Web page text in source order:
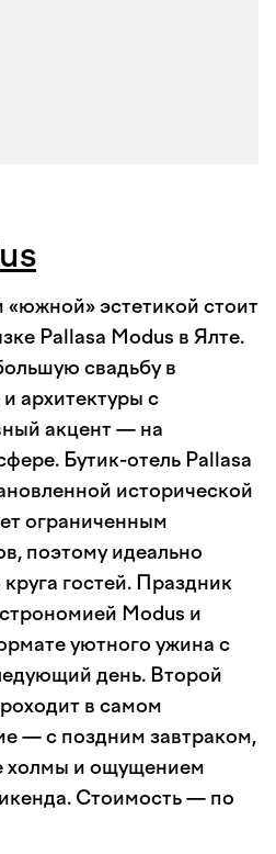
эстетикой стоит
Pallasa Modus в Ялте.
свадьбу в
архитектуры с
акцент — на
Бутик-отель Pallasa
исторической
ограниченным
поэтому идеально
гостей. Праздник
Modus и
уютного ужина с
день. Второй
в самом
— с поздним завтраком,
холмы и ощущением
Стоимость — по